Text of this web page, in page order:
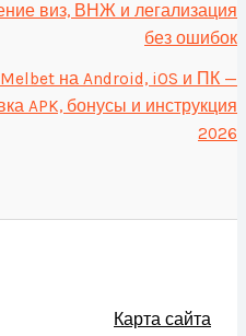
виз, ВНЖ и легализация
без ошибок
на Android, iOS и ПК —
APK, бонусы и инструкция
2026
Карта сайта